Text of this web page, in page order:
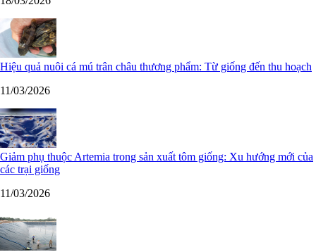
Hiệu quả nuôi cá mú trân châu thương phẩm: Từ giống đến thu hoạch
11/03/2026
Giảm phụ thuộc Artemia trong sản xuất tôm giống: Xu hướng mới của
các trại giống
11/03/2026